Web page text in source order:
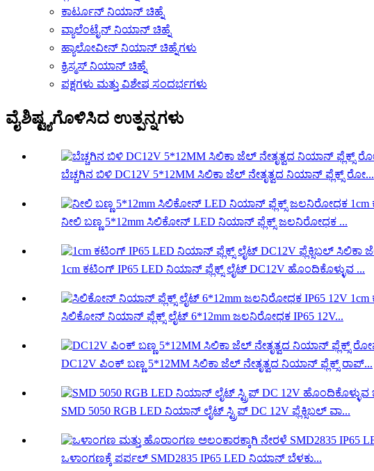
ಕಾರ್ಟೂನ್ ನಿಯಾನ್ ಚಿಹ್ನೆ
ವ್ಯಾಲೆಂಟೈನ್ ನಿಯಾನ್ ಚಿಹ್ನೆ
ಹ್ಯಾಲೋವೀನ್ ನಿಯಾನ್ ಚಿಹ್ನೆಗಳು
ಕ್ರಿಸ್ಮಸ್ ನಿಯಾನ್ ಚಿಹ್ನೆ
ಪಕ್ಷಗಳು ಮತ್ತು ವಿಶೇಷ ಸಂದರ್ಭಗಳು
ವೈಶಿಷ್ಟ್ಯಗೊಳಿಸಿದ ಉತ್ಪನ್ನಗಳು
ಬೆಚ್ಚಗಿನ ಬಿಳಿ DC12V 5*12MM ಸಿಲಿಕಾ ಜೆಲ್ ನೇತೃತ್ವದ ನಿಯಾನ್ ಫ್ಲೆಕ್ಸ್ ರೋ...
ನೀಲಿ ಬಣ್ಣ 5*12mm ಸಿಲಿಕೋನ್ LED ನಿಯಾನ್ ಫ್ಲೆಕ್ಸ್ ಜಲನಿರೋಧಕ ...
1cm ಕಟಿಂಗ್ IP65 LED ನಿಯಾನ್ ಫ್ಲೆಕ್ಸ್ ಲೈಟ್ DC12V ಹೊಂದಿಕೊಳ್ಳುವ ...
ಸಿಲಿಕೋನ್ ನಿಯಾನ್ ಫ್ಲೆಕ್ಸ್ ಲೈಟ್ 6*12mm ಜಲನಿರೋಧಕ IP65 12V...
DC12V ಪಿಂಕ್ ಬಣ್ಣ 5*12MM ಸಿಲಿಕಾ ಜೆಲ್ ನೇತೃತ್ವದ ನಿಯಾನ್ ಫ್ಲೆಕ್ಸ್ ರಾಪ್...
SMD 5050 RGB LED ನಿಯಾನ್ ಲೈಟ್ ಸ್ಟ್ರಿಪ್ DC 12V ಫ್ಲೆಕ್ಸಿಬಲ್ ವಾ...
ಒಳಾಂಗಣಕ್ಕೆ ಪರ್ಪಲ್ SMD2835 IP65 LED ನಿಯಾನ್ ಬೆಳಕು...